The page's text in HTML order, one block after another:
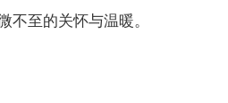
不至的关怀与温暖。